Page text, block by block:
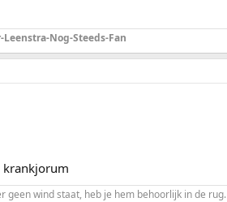
Nog-Steeds-Fan
krankjorum
geen wind staat, heb je hem behoorlijk in de rug.